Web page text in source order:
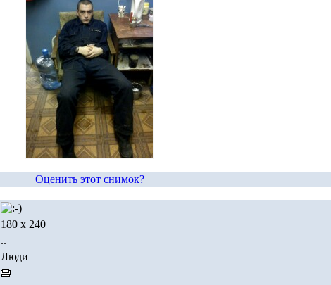
Оценить этот снимок?
180 x 240
..
Люди